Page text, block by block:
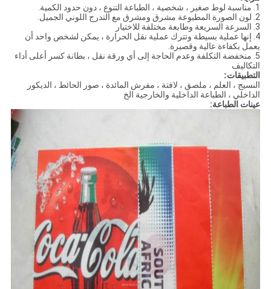
1. مناسبة لوط صغير ، شخصية ، الطباعة التنوع ، دون حدود الكمية.
2. لون الصورة المطبوعة مشرق ومشرق مع التدرج اللوني الجميل.
3. السرعة السريعة وطابعة مختلفة للاختيار
4. إنها عملية بسيطة وتترك عملية نقل الحرارة ، يمكن لشخص واحد أن
يعمل بكفاءة عالية وقصيرة.
5. منخفضة التكلفة وعدم الحاجة إلى أي ورقة نقل ، بطانة كسر أعلى أداء
التكاليف
التطبيقات:
النسيج ، العلم ، ملصق ، لافتة ، مفرش المائدة ، صور الحائط ، الديكور
الداخلي ، الطباعة الداخلية والخارجية الخ
عينات الطباعة: